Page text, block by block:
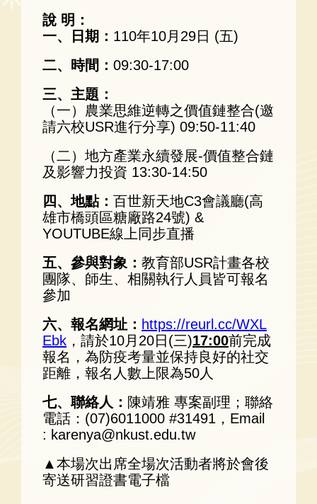
說 明：
一、日期： 110年10月29日 (五)
二、時間： 09:30-17:00
三、主題：
（一）農業思維逆轉之價值鏈整合(邀
請六校USR進行分享) 09:50-11:40
（二）地方產業永續發展-價值整合鏈
及影響力投資 13:30-14:50
四、地點： 百世新天地C3會議廳(高
雄市橋頭區糖廠路24號) &
YOUTUBE線上同步直播
五、參與對象： 教育部USR計畫各校
團隊、師生、相關執行人員皆可報名
參加
六、報名網址： https://reurl.cc/WXL
Ebk ，請於10月20日(三)17:00前完成
報名，為防疫考量並保持良好的社交
距離，報名人數上限為50人
七、聯絡人： 陳靖雅 專案副理；聯絡
電話：(07)6011000 #31491，Email
: karenya@nkust.edu.tw
▲本場次出席全場次活動者將於會後
寄送研習證書電子檔